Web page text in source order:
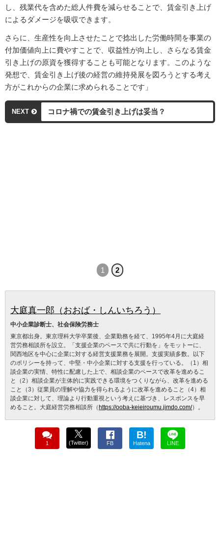
し、残業代を含めた総人件費を減らせることで、賃金引き上げ
によるダメージを吸収できます。
さらに、生産性を向上させたことで捻出した労働時間を事業の
付加価値向上に費やすことで、収益性が向上し、さらなる賃金
引き上げの原資を獲得することも可能となります。このような
発想で、賃金引き上げ後の経営の維持発展を図ろうとする考え
方がこれからの企業に求められることです」
NEXT コロナ禍での賃金引き上げは妥当？
1 2
大庭真一郎（おおば・しんいちろう）
中小企業診断士、社会保険労務士
東京都出身。東京理科大学卒業後、企業勤務を経て、1995年4月に大庭経
営労務相談所を設立。「支援企業のペースで共に行動を」をモットーに、
関西地区を中心に企業に対する経営支援業務を展開。支援実績多数。以下
のポリシーを持って、中堅・中小企業に対する支援を行っている。（1）相
談企業の実情、特性に配慮した上で、相談企業のペースで改革を進めるこ
と（2）相談企業が主体的に実践できる環境をつくりながら、改革を進める
こと（3）従業員の理解や協力を得られるように改革を進めること（4）相
談企業に対して、理論より行動重視という考えに基づき、レスポンスを早
めること。大庭経営労務相談所（ https://ooba-keieiroumu.jimdo.com/）。
1 (Twitter) FB
B!
Hatena LINE